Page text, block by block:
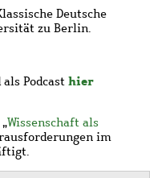
Deutsche
zu Berlin.
Podcast hier
Wissenschaft als
im